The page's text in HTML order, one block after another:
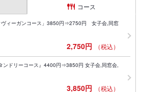
コース
ヴィーガンコース」3850円⇒2750円 女子会,同窓
2,750円 （税込）
ンドリーコース』4400円⇒3850円 女子会,同窓会,
3,850円 （税込）